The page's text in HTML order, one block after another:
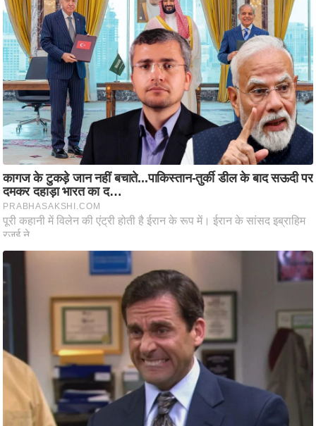
श्ले
ष
ण
स
म
सा
म
यि
क
मा
तृ
भू
मि
स्तं
र
.
आ